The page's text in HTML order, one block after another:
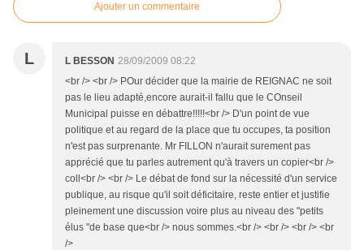
Ajouter un commentaire
L L BESSON 28/09/2009 08:22
<br /> <br /> POur décider que la mairie de REIGNAC ne soit
pas le lieu adapté,encore aurait-il fallu que le COnseil
Municipal puisse en débattre!!!!!<br /> D'un point de vue
politique et au regard de la place que tu occupes, ta position
n'est pas surprenante. Mr FILLON n'aurait surement pas
apprécié que tu parles autrement qu'à travers un copier<br />
coll<br /> <br /> Le débat de fond sur la nécessité d'un service
publique, au risque qu'il soit déficitaire, reste entier et justifie
pleinement une discussion voire plus au niveau des "petits
élus "de base que<br /> nous sommes.<br /> <br /> <br /> <br
/>